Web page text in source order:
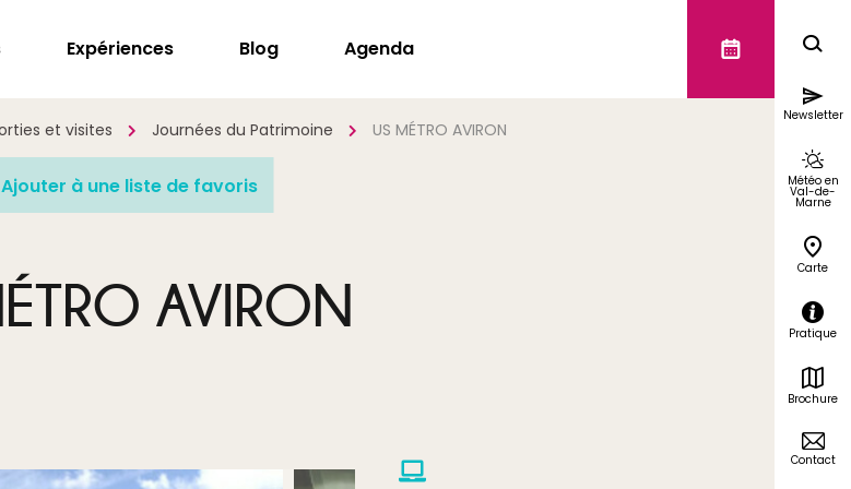
Expériences Blog Agenda
et visites Journées du Patrimoine US MÉTRO AVIRON
Newsletter
Météo en
Val-de-
Marne
Carte
Pratique
Brochure
Contact
à une liste de favoris
AVIRON